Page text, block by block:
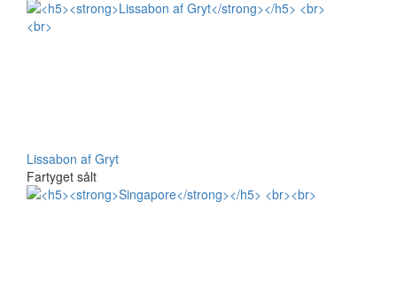
Lissabon af Gryt
Fartyget sålt